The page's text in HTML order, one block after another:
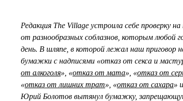
Редакция The Village устроила себе проверку
от разнообразных соблазнов, которым любой
день. В шляпе, в которой лежал наш
бумажки с надписями «отказ от секса и
от алкоголя», «отказ от мата», «отказ от
«отказ от лишних трат», «отказ от сахара»
Юрий Болотов вытянул бумажку,